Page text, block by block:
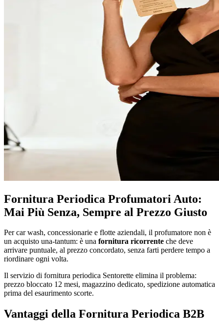
Fornitura Periodica Profumatori Auto:
Mai Più Senza, Sempre al Prezzo Giusto
Per car wash, concessionarie e flotte aziendali, il profumatore non è
un acquisto una-tantum: è una fornitura ricorrente che deve
arrivare puntuale, al prezzo concordato, senza farti perdere tempo a
riordinare ogni volta.
Il servizio di fornitura periodica Sentorette elimina il problema:
prezzo bloccato 12 mesi, magazzino dedicato, spedizione automatica
prima del esaurimento scorte.
Vantaggi della Fornitura Periodica B2B